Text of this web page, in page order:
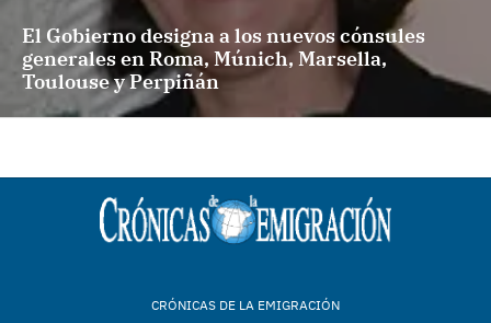
El Gobierno designa a los nuevos cónsules
generales en Roma, Múnich, Marsella,
Toulouse y Perpiñán
CRÓNICAS DE LA EMIGRACIÓN